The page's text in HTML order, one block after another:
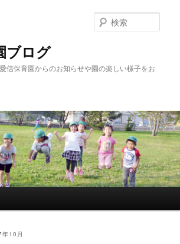
ブログ
信保育園からのお知らせや園の楽しい様子をお
索
へ移動
動
10月